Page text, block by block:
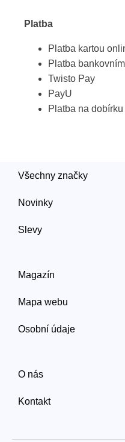
Platba
Platba kartou
Platba
Twisto Pay
PayU
Platba na
Všechny značky
Novinky
Slevy
Magazín
Mapa webu
Osobní údaje
O nás
Kontakt